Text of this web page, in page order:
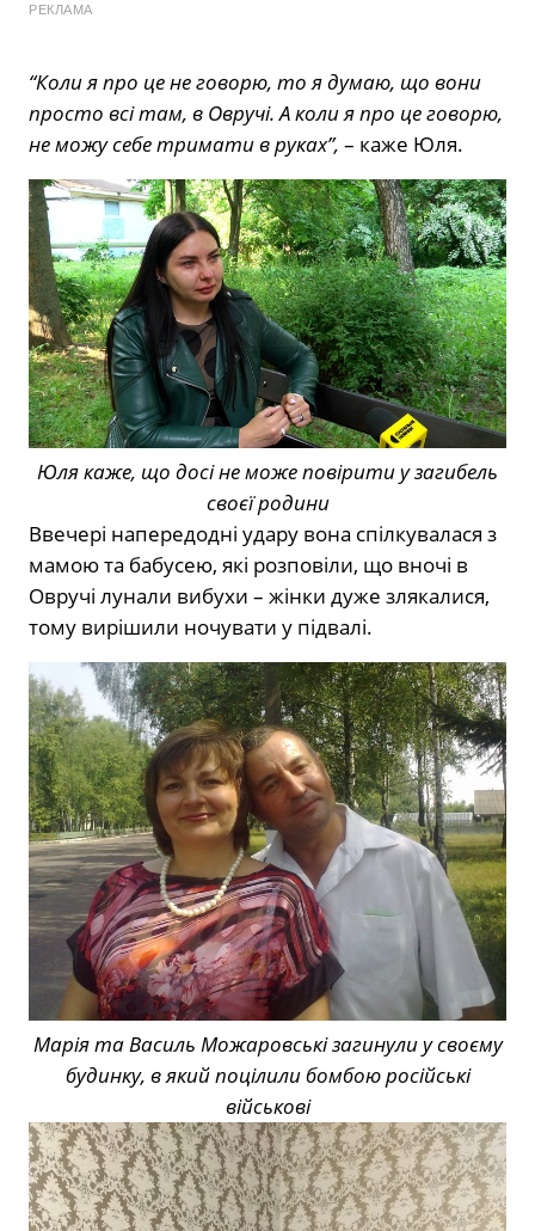
РЕКЛАМА
“Коли я про це не говорю, то я думаю, що вони
просто всі там, в Овручі. А коли я про це говорю,
не можу себе тримати в руках”, – каже Юля.
Юля каже, що досі не може повірити у загибель
своєї родини
Ввечері напередодні удару вона спілкувалася з
мамою та бабусею, які розповіли, що вночі в
Овручі лунали вибухи – жінки дуже злякалися,
тому вирішили ночувати у підвалі.
Марія та Василь Можаровські загинули у своєму
будинку, в який поцілили бомбою російські
військові